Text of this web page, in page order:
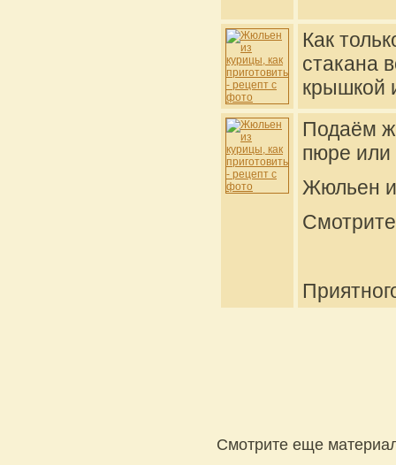
Как
стакана
крышкой
Подаём
пюре или
Жюльен
Смотрите еще